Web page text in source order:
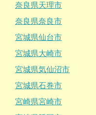
奈良県天理市
奈良県奈良市
宮城県仙台市
宮城県大崎市
宮城県気仙沼市
宮城県石巻市
宮崎県宮崎市